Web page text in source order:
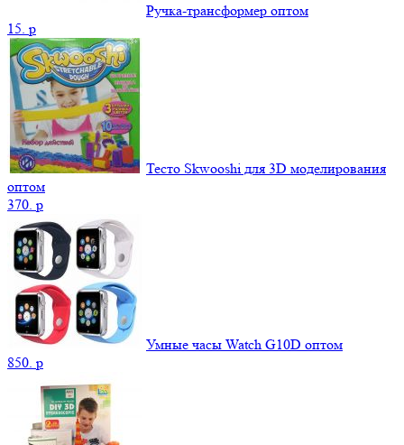
Ручка-трансформер оптом
15. p
Тесто Skwooshi для 3D моделирования
оптом
370. p
Умные часы Watch G10D оптом
850. p